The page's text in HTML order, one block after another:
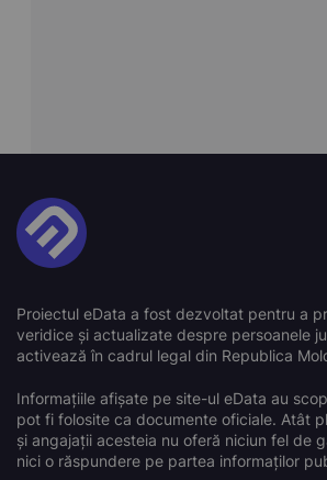
Proiectul eData a fost dezvoltat pentru a
veridice și actualizate despre persoanele
activează în cadrul legal din Republica
Informațiile afișate pe site-ul eData au
pot fi folosite ca documente oficiale. Atât
și angajații acesteia nu oferă niciun fel de
nici o răspundere pe partea informaților